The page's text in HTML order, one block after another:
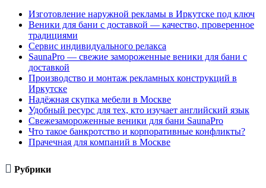
Изготовление наружной рекламы в Иркутске под ключ
Веники для бани с доставкой — качество, проверенное
традициями
Сервис индивидуального релакса
SaunaPro — свежие замороженные веники для бани с
доставкой
Производство и монтаж рекламных конструкций в
Иркутске
Надёжная скупка мебели в Москве
Удобный ресурс для тех, кто изучает английский язык
Свежезамороженные веники для бани SaunaPro
Что такое банкротство и корпоративные конфликты?
Прачечная для компаний в Москве
 Рубрики